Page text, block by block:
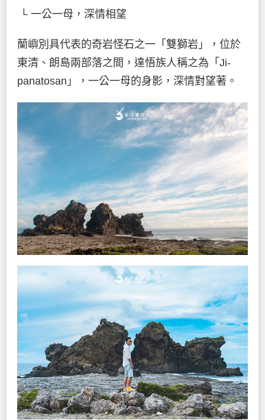
└ 一公一母，深情相望
蘭嶼別具代表的奇岩怪石之一「雙獅岩」，位於
東清、朗島兩部落之間，達悟族人稱之為「Ji-
panatosan」，一公一母的身影，深情對望著。